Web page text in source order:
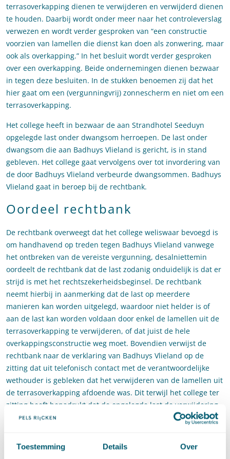
Toestemming Details Over
terrasoverkapping dienen te verwijderen en verwijderd dienen
te houden. Daarbij wordt onder meer naar het controleverslag
verwezen en wordt verder gesproken van “een constructie
voorzien van lamellen die dienst kan doen als zonwering, maar
ook als overkapping.” In het besluit wordt verder gesproken
over een overkapping. Beide ondernemingen dienen bezwaar
in tegen deze besluiten. In de stukken benoemen zij dat het
hier gaat om een (vergunningvrij) zonnescherm en niet om een
terrasoverkapping.
Het college heeft in bezwaar de aan Strandhotel Seeduyn
opgelegde last onder dwangsom herroepen. De last onder
dwangsom die aan Badhuys Vlieland is gericht, is in stand
gebleven. Het college gaat vervolgens over tot invordering van
de door Badhuys Vlieland verbeurde dwangsommen. Badhuys
Vlieland gaat in beroep bij de rechtbank.
Oordeel rechtbank
De rechtbank overweegt dat het college weliswaar bevoegd is
om handhavend op treden tegen Badhuys Vlieland vanwege
het ontbreken van de vereiste vergunning, desalniettemin
oordeelt de rechtbank dat de last zodanig onduidelijk is dat er
strijd is met het rechtszekerheidsbeginsel. De rechtbank
neemt hierbij in aanmerking dat de last op meerdere
manieren kan worden uitgelegd, waardoor niet helder is of
aan de last kan worden voldaan door enkel de lamellen uit de
terrasoverkapping te verwijderen, of dat juist de hele
overkappingsconstructie weg moet. Bovendien verwijst de
rechtbank naar de verklaring van Badhuys Vlieland op de
zitting dat uit telefonisch contact met de verantwoordelijke
wethouder is gebleken dat het verwijderen van de lamellen uit
de terrasoverkapping afdoende was. Dit terwijl het college ter
zitting heeft benadrukt dat de opgelegde last de verwijdering
van de gehele terrasoverkapping betreft, inclusief de ombouw
Het college is het niet eens met het oordeel van de rechtbank